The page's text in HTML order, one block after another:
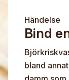
Mina
Sök
Eng
Händelse
Bind
blandE-post*